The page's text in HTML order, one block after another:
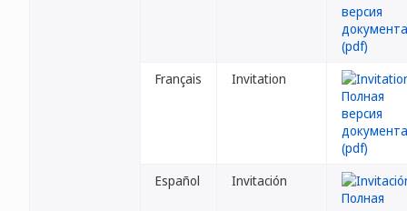
Français Invitation
Español Invitación